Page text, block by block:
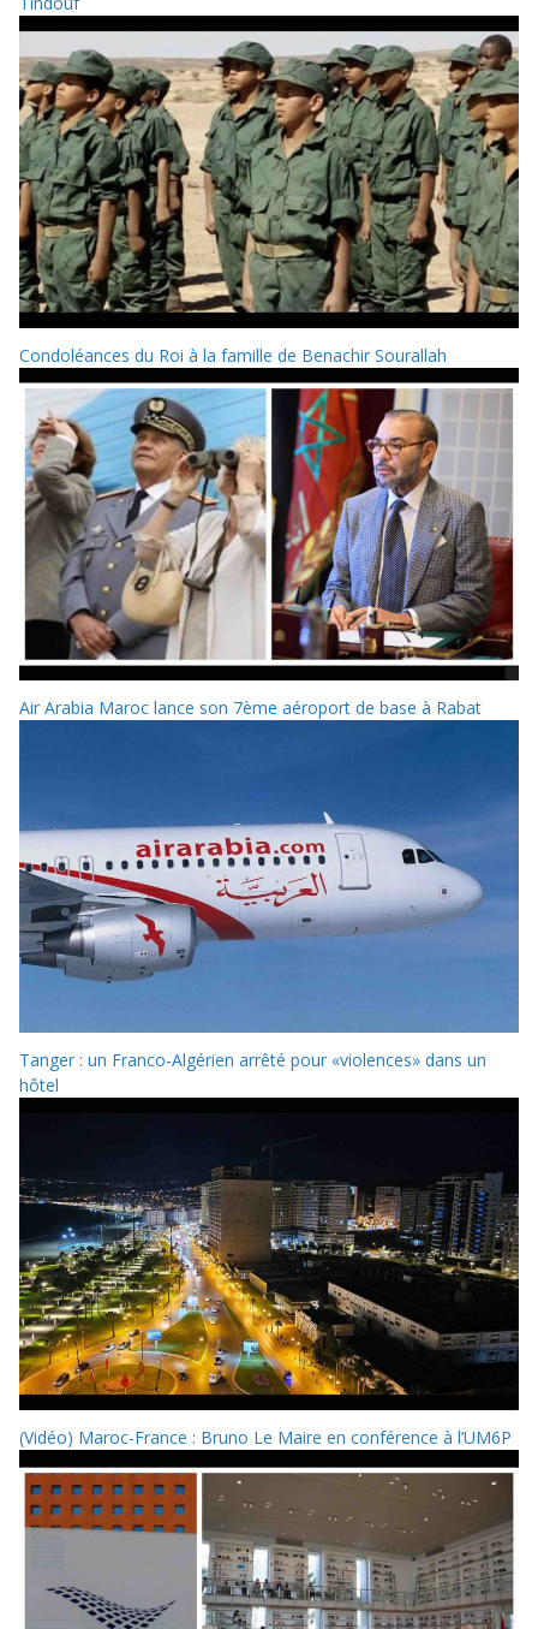
Condoléances du Roi à la famille de Benachir Sourallah
Air Arabia Maroc lance son 7ème aéroport de base à Rabat
Tanger : un Franco-Algérien arrêté pour «violences» dans un
hôtel
(Vidéo) Maroc-France : Bruno Le Maire en conférence à l’UM6P